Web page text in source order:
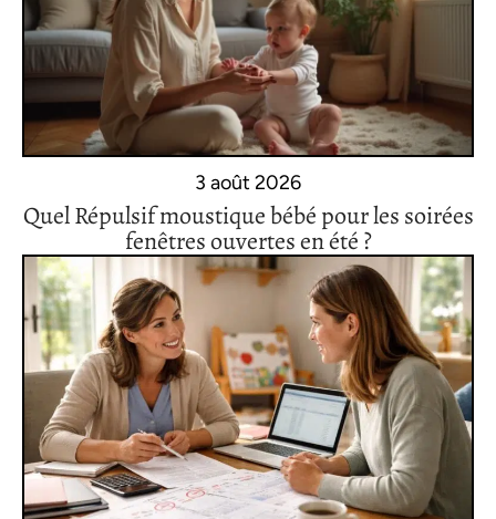
3 août 2026
Quel Répulsif moustique bébé pour les soirées
fenêtres ouvertes en été ?